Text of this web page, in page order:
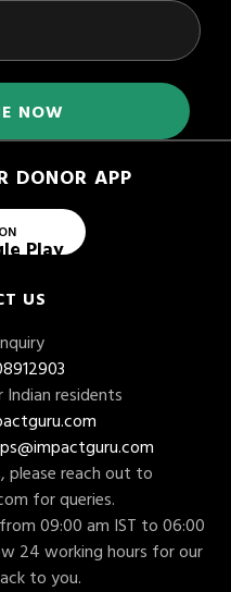
DONOR APP
Play
US
residents
please reach out to
for queries.
09:00 am IST to 06:00
24 working hours for our
to you.